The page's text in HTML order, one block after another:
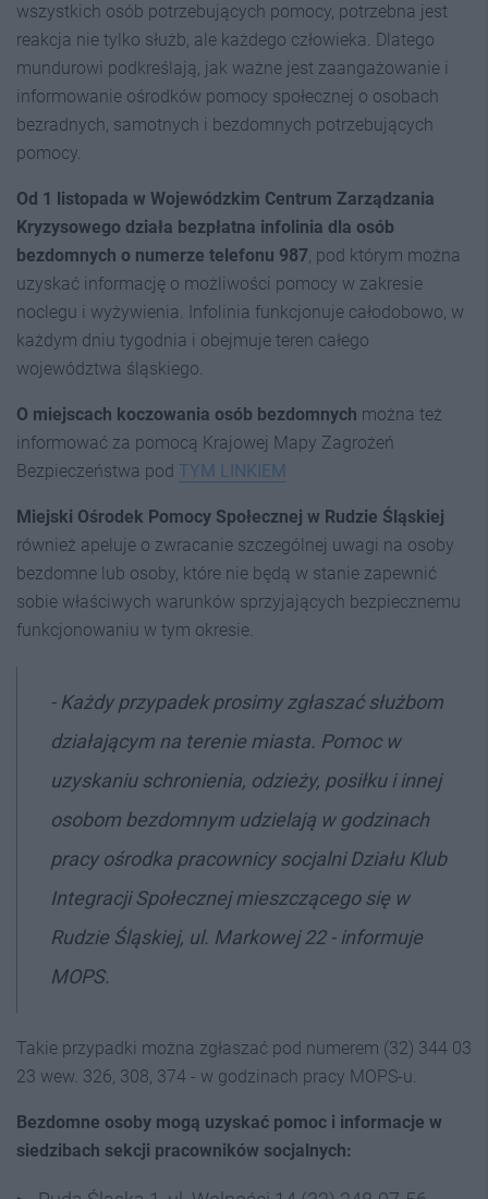
wszystkich osób potrzebujących pomocy, potrzebna jest
reakcja nie tylko służb, ale każdego człowieka. Dlatego
mundurowi podkreślają, jak ważne jest zaangażowanie i
informowanie ośrodków pomocy społecznej o osobach
bezradnych, samotnych i bezdomnych potrzebujących
pomocy.
Od 1 listopada w Wojewódzkim Centrum Zarządzania
Kryzysowego działa bezpłatna infolinia dla osób
bezdomnych o numerze telefonu 987, pod którym można
uzyskać informację o możliwości pomocy w zakresie
noclegu i wyżywienia. Infolinia funkcjonuje całodobowo, w
każdym dniu tygodnia i obejmuje teren całego
województwa śląskiego.
O miejscach koczowania osób bezdomnych można też
informować za pomocą Krajowej Mapy Zagrożeń
Bezpieczeństwa pod TYM LINKIEM
Miejski Ośrodek Pomocy Społecznej w Rudzie Śląskiej
również apeluje o zwracanie szczególnej uwagi na osoby
bezdomne lub osoby, które nie będą w stanie zapewnić
sobie właściwych warunków sprzyjających bezpiecznemu
funkcjonowaniu w tym okresie.
- Każdy przypadek prosimy zgłaszać służbom
działającym na terenie miasta. Pomoc w
uzyskaniu schronienia, odzieży, posiłku i innej
osobom bezdomnym udzielają w godzinach
pracy ośrodka pracownicy socjalni Działu Klub
Integracji Społecznej mieszczącego się w
Rudzie Śląskiej, ul. Markowej 22 - informuje
MOPS.
Takie przypadki można zgłaszać pod numerem (32) 344 03
23 wew. 326, 308, 374 - w godzinach pracy MOPS-u.
Bezdomne osoby mogą uzyskać pomoc i informacje w
siedzibach sekcji pracowników socjalnych: